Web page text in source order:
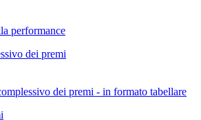
performance
dei premi
dei premi - in formato tabellare